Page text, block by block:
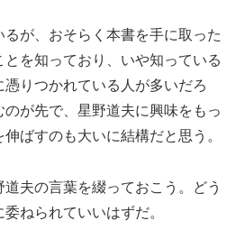
が、おそらく本書を手に取った
とを知っており、いや知っている
りつかれている人が多いだろ
のが先で、星野道夫に興味をもっ
ばすのも大いに結構だと思う。
夫の言葉を綴っておこう。どう
ねられていいはずだ。